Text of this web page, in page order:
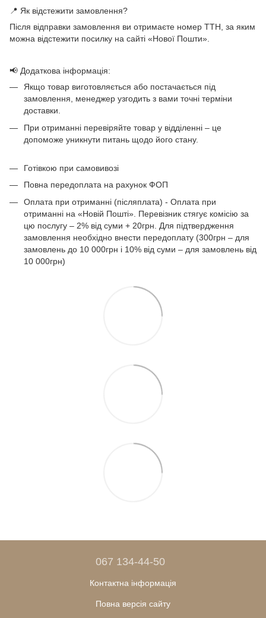
📍 Як відстежити замовлення?
Після відправки замовлення ви отримаєте номер ТТН, за яким
можна відстежити посилку на сайті «Нової Пошти».
📢 Додаткова інформація:
Якщо товар виготовляється або постачається під
замовлення, менеджер узгодить з вами точні терміни
доставки.
При отриманні перевіряйте товар у відділенні – це
допоможе уникнути питань щодо його стану.
Готівкою при самовивозі
Повна передоплата на рахунок ФОП
Оплата при отриманні (післяплата) - Оплата при
отриманні на «Новій Пошті». Перевізник стягує комісію за
цю послугу – 2% від суми + 20грн. Для підтвердження
замовлення необхідно внести передоплату (300грн – для
замовлень до 10 000грн і 10% від суми – для замовлень від
10 000грн)
067 134-44-50
Контактна інформація
Повна версія сайту